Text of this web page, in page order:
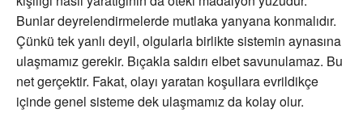
Bunlar deyrelendirmelerde mutlaka yanyana konmalıdır.
Çünkü tek yanlı deyil, olgularla birlikte sistemin aynasına
ulaşmamız gerekir. Bıçakla saldırı elbet savunulamaz. Bu
net gerçektir. Fakat, olayı yaratan koşullara evrildikçe
içinde genel sisteme dek ulaşmamız da kolay olur.